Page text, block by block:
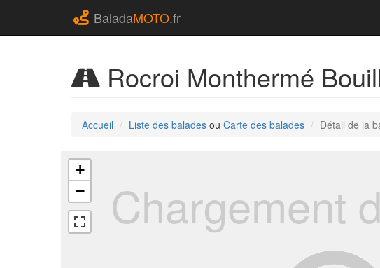
BaladaMOTO.fr
Rocroi Monthermé
Accueil Liste des balades ou Carte des balades Détail de la
Chargement
+
−